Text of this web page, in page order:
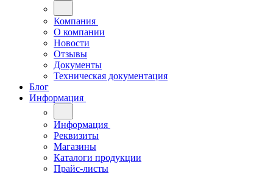
Компания
О компании
Новости
Отзывы
Документы
Техническая документация
Блог
Информация
Информация
Реквизиты
Магазины
Каталоги продукции
Прайс-листы